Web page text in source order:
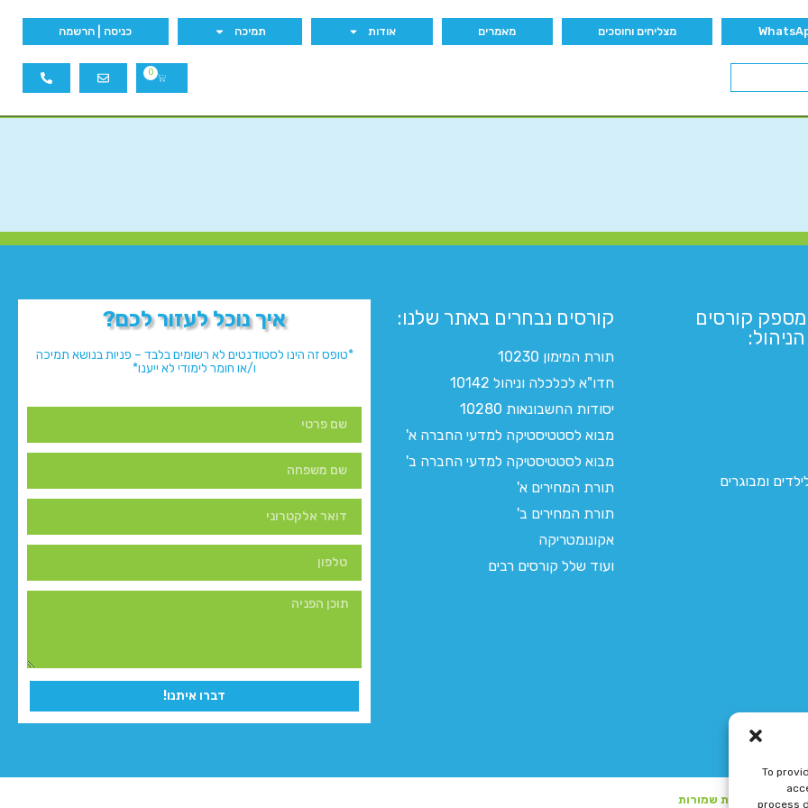
To
process
מצליחים וחוסכים מאמרים אודות תמיכה כניסה | הרשמה
0
קורסים
ומבוגרים
קורסים נבחרים באתר שלנו:​
תורת המימון 10230
חדו"א לכלכלה וניהול 10142
יסודות החשבונאות 10280
מבוא לסטטיסטיקה למדעי החברה א'
מבוא לסטטיסטיקה למדעי החברה ב'
תורת המחירים א'
תורת המחירים ב'
אקונומטריקה
ועוד שלל קורסים רבים
איך נוכל לעזור לכם?
*טופס זה הינו לסטודנטים לא רשומים בלבד – פניות בנושא תמיכה
ו/או חומר לימודי לא ייענו*
דברו איתנו!